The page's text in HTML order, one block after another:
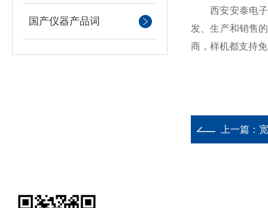
国产仪器产品词
西安安泰电子
发、生产和销售
商，样机都支持
上一篇：